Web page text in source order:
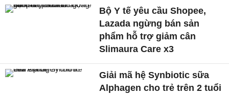
Bộ Y tế yêu cầu Shopee,
Lazada ngừng bán sản
phẩm hỗ trợ giảm cân
Slimaura Care x3
Giải mã hệ Synbiotic sữa
Alphagen cho trẻ trên 2 tuổi